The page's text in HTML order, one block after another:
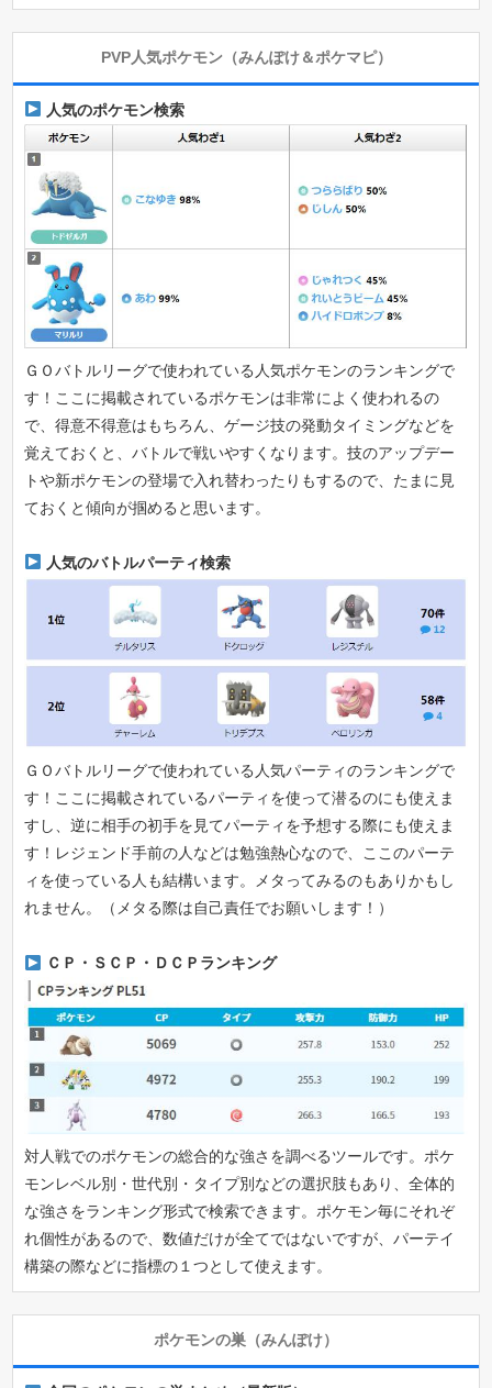
PVP人気ポケモン（みんぽけ＆ポケマピ）
人気のポケモン検索
ＧＯバトルリーグで使われている人気ポケモンのランキングで
す！ここに掲載されているポケモンは非常によく使われるの
で、得意不得意はもちろん、ゲージ技の発動タイミングなどを
覚えておくと、バトルで戦いやすくなります。技のアップデー
トや新ポケモンの登場で入れ替わったりもするので、たまに見
ておくと傾向が掴めると思います。
人気のバトルパーティ検索
ＧＯバトルリーグで使われている人気パーティのランキングで
す！ここに掲載されているパーティを使って潜るのにも使えま
すし、逆に相手の初手を見てパーティを予想する際にも使えま
す！レジェンド手前の人などは勉強熱心なので、ここのパーテ
ィを使っている人も結構います。メタってみるのもありかもし
れません。（メタる際は自己責任でお願いします！）
ＣＰ・ＳＣＰ・ＤＣＰランキング
対人戦でのポケモンの総合的な強さを調べるツールです。ポケ
モンレベル別・世代別・タイプ別などの選択肢もあり、全体的
な強さをランキング形式で検索できます。ポケモン毎にそれぞ
れ個性があるので、数値だけが全てではないですが、パーテイ
構築の際などに指標の１つとして使えます。
ポケモンの巣（みんぽけ）